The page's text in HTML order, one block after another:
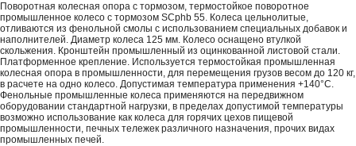
Поворотная колесная опора с тормозом, термостойкое поворотное
промышленное колесо с тормозом SCphb 55. Колеса цельнолитые,
отливаются из фенольной смолы с использованием специальных добавок и
наполнителей. Диаметр колеса 125 мм. Колесо оснащено втулкой
скольжения. Кронштейн промышленный из оцинкованной листовой стали.
Платформенное крепление. Используется термостойкая промышленная
колесная опора в промышленности, для перемещения грузов весом до 120 кг,
в расчете на одно колесо. Допустимая температура применения +140°С.
Фенольные промышленные колеса применяются на передвижном
оборудовании стандартной нагрузки, в пределах допустимой температуры
возможно использование как колеса для горячих цехов пищевой
промышленности, печных тележек различного назначения, прочих видах
промышленных печей.